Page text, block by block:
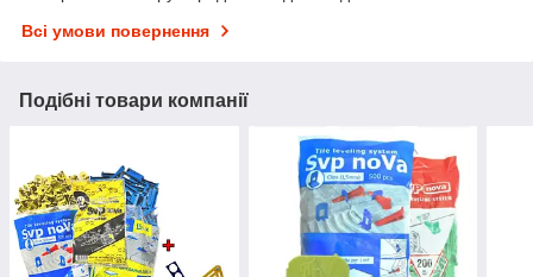
Всі умови повернення
Подібні товари компанії